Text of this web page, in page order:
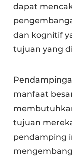
dapat
dan kognitif
tujuan yang
manfaat
tujuan
pendamping